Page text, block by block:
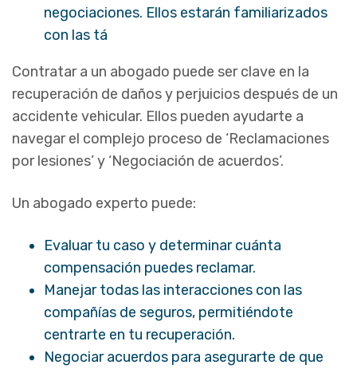
negociaciones. Ellos estarán familiarizados
con las tá
Contratar a un abogado puede ser clave en la
recuperación de daños y perjuicios después de un
accidente vehicular. Ellos pueden ayudarte a
navegar el complejo proceso de ‘Reclamaciones
por lesiones’ y ‘Negociación de acuerdos’.
Un abogado experto puede:
Evaluar tu caso y determinar cuánta
compensación puedes reclamar.
Manejar todas las interacciones con las
compañías de seguros, permitiéndote
centrarte en tu recuperación.
Negociar acuerdos para asegurarte de que